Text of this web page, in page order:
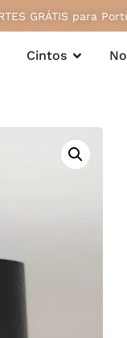
GRÁTIS para
Cintos